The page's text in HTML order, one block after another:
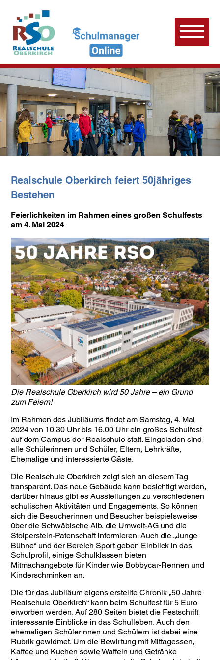
Realschule Oberkirch feiert 50jähriges
Bestehen
Feierlichkeiten im Rahmen eines großen Schulfests
am 4. Mai 2024
Die Realschule Oberkirch wird 50 Jahre – ein Grund
zum Feiern!
Im Rahmen des Jubiläums findet am Samstag, 4. Mai
2024 von 10.30 Uhr bis 16.00 Uhr ein großes Schulfest
auf dem Campus der Realschule statt. Eingeladen sind
alle Schülerinnen und Schüler, Eltern, Lehrkräfte,
Ehemalige und interessierte Gäste.
Die Realschule Oberkirch zeigt sich an diesem Tag
transparent. Das neue Gebäude kann besichtigt werden,
darüber hinaus gibt es Ausstellungen zu verschiedenen
schulischen Aktivitäten und Engagements. So können
sich die Besucherinnen und Besucher beispielsweise
über die Schwäbische Alb, die Umwelt-AG und die
Stolperstein-Patenschaft informieren. Auch die „Junge
Bühne“ und der Bereich Sport geben Einblick in das
Schulprofil, einige Schulklassen bieten
Mitmachangebote für Kinder wie Bobbycar-Rennen und
Kinderschminken an.
Die für das Jubiläum eigens erstellte Chronik „50 Jahre
Realschule Oberkirch“ kann beim Schulfest für 5 Euro
erworben werden. Auf 280 Seiten bietet die Festschrift
interessante Einblicke in das Schulleben. Auch den
ehemaligen Schülerinnen und Schülern ist dabei eine
Rubrik gewidmet. Um die Bewirtung mit Mittagessen,
Kaffee und Kuchen sowie Waffeln und Getränke